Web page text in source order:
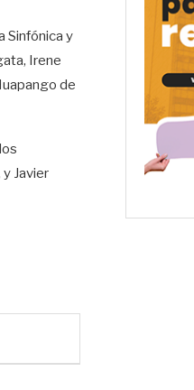
Sinfónica y
Irene
de
Javier